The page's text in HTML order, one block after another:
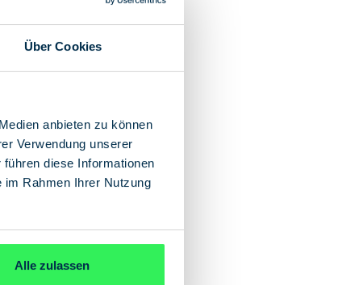
Über Cookies
anbieten zu können
Verwendung unserer
diese Informationen
im Rahmen Ihrer Nutzung
Alle zulassen